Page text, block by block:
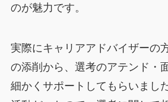
のが魅力です。
実際にキャリアアドバイザーの
の添削から、選考のアテンド・
細かくサポートしてもらいまし